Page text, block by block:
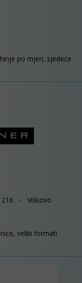
po mjeri, sjedeće
- Viškovo
veliki formati